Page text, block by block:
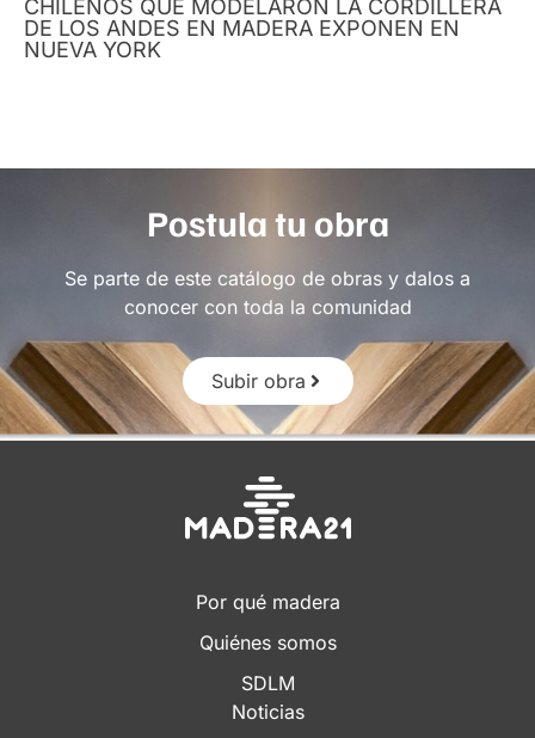
CHILENOS QUE MODELARON LA CORDILLERA
DE LOS ANDES EN MADERA EXPONEN EN
NUEVA YORK
Postula tu obra
Se parte de este catálogo de obras y dalos a
conocer con toda la comunidad
Subir obra
Por qué madera
Quiénes somos
SDLM
Noticias